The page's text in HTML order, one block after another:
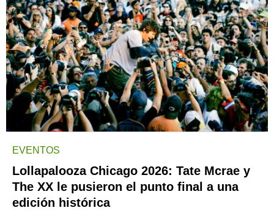
EVENTOS
Lollapalooza Chicago 2026: Tate Mcrae y
The XX le pusieron el punto final a una
edición histórica